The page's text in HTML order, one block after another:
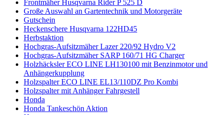
Frontmäher Husqvarna Rider P 525 D
Große Auswahl an Gartentechnik und Motorgeräte
Gutschein
Heckenschere Husqvarna 122HD45
Herbstaktion
Hochgras-Aufsitzmäher Lazer 220/92 Hydro V2
Hochgras-Aufsitzmäher SARP 160/71 HG Charger
Holzhäcksler ECO LINE LH130100 mit Benzinmotor und
Anhängerkupplung
Holzspalter ECO LINE EL13/110DZ Pro Kombi
Holzspalter mit Anhänger Fahrgestell
Honda
Honda Tankeschön Aktion